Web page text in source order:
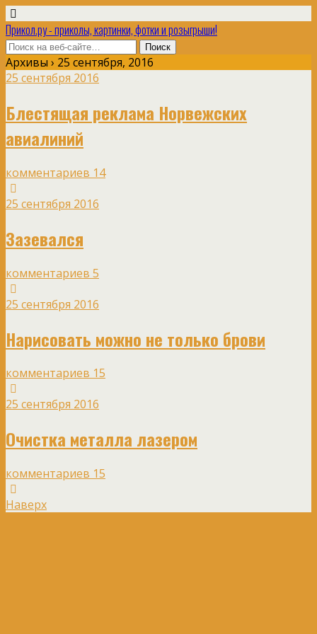
Прикол.ру - приколы, картинки, фотки и розыгрыши!
Архивы › 25 сентября, 2016
25 сентября 2016
Блестящая реклама Норвежских
авиалиний
комментариев 14
25 сентября 2016
Зазевался
комментариев 5
25 сентября 2016
Нарисовать можно не только брови
комментариев 15
25 сентября 2016
Очистка металла лазером
комментариев 15
Наверх